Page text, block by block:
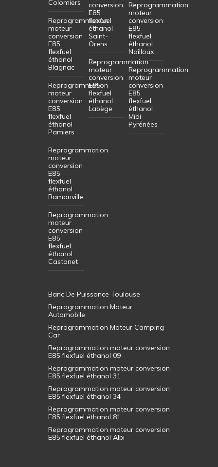
Colomiers
Reprogrammation
moteur
conversion
E85
flexfuel
éthanol
Blagnac
Reprogrammation
moteur
conversion
E85
flexfuel
éthanol
Pamiers
Reprogrammation
moteur
conversion
E85
flexfuel
éthanol
Ramonville
Reprogrammation
moteur
conversion
E85
flexfuel
éthanol
Castanet
conversion
E85
flexfuel
éthanol
Saint-
Orens
Reprogrammation
moteur
conversion
E85
flexfuel
éthanol
Labège
Reprogrammation
moteur
conversion
E85
flexfuel
éthanol
Nailloux
Reprogrammation
moteur
conversion
E85
flexfuel
éthanol
Midi
Pyrénées
Banc De Puissance Toulouse
Reprogrammation Moteur
Automobile
Reprogrammation Moteur Camping-
Car
Reprogrammation moteur conversion
E85 flexfuel éthanol 09
Reprogrammation moteur conversion
E85 flexfuel éthanol 31
Reprogrammation moteur conversion
E85 flexfuel éthanol 34
Reprogrammation moteur conversion
E85 flexfuel éthanol 81
Reprogrammation moteur conversion
E85 flexfuel éthanol Albi